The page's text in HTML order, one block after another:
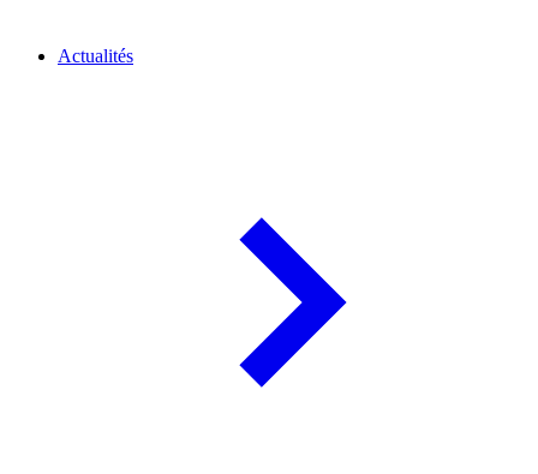
Actualités